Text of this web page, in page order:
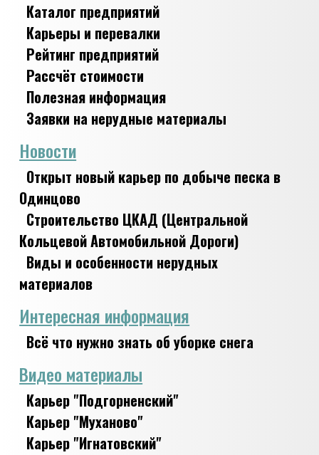
Каталог предприятий
Карьеры и перевалки
Рейтинг предприятий
Рассчёт стоимости
Полезная информация
Заявки на нерудные материалы
Новости
Открыт новый карьер по добыче песка в
Одинцово
Строительство ЦКАД (Центральной
Кольцевой Автомобильной Дороги)
Виды и особенности нерудных
материалов
Интересная информация
Всё что нужно знать об уборке снега
Видео материалы
Карьер "Подгорненский"
Карьер "Муханово"
Карьер "Игнатовский"